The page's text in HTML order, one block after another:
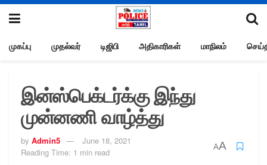
முகப்பு முதல்வர் டிஜிபி அதிகாரிகள் மாநிலம்
இன்ஸ்பெக்டர்க்கு இந்து
முன்னணி வாழ்த்து
by Admin5
June 18, 2021
Reading Time: 1 min read
AA